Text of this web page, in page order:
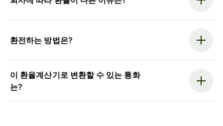
환전하는 방법은?
이 환율계산기로 변환할 수 있는 통화
는?